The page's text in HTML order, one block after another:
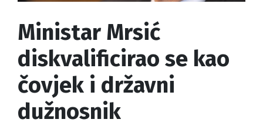
Ministar Mrsić
diskvalificirao se kao
čovjek i državni
dužnosnik